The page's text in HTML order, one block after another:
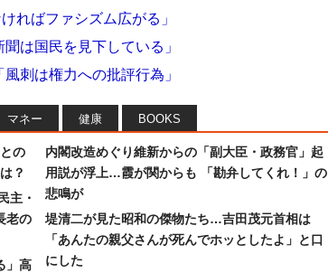
ればファシズム広がる」
は国民を見下している」
刺は権力への批評行為」
マネー 健康 BOOKS
の
？
主・
老の
」高
内閣改造めぐり維新からの「副大臣・政務官」起
用説が浮上…霞が関からも 「勘弁してくれ！」の
悲鳴が
堤清二が見た昭和の傑物たち…吉田茂元首相は
「あんたの親父さんが死んでホッとしたよ」と口
にした